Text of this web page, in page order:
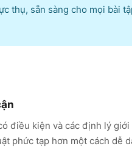
thụ, sẵn sàng cho mọi bài
điều kiện và các định lý
phức tạp hơn một cách dễ